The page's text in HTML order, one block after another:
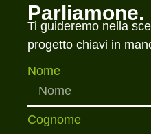
Parliamone.
Ti guideremo nella
progetto chiavi in
Nome
Cognome